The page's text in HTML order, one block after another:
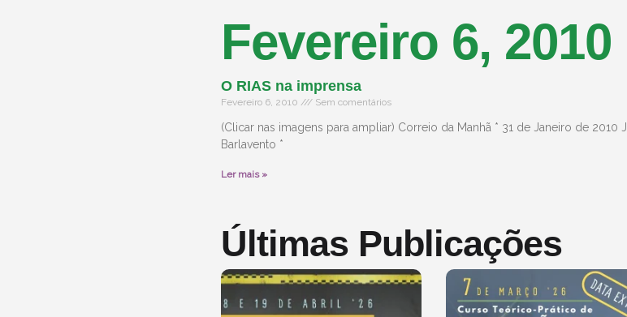
Fevereiro 6, 2010
O RIAS na imprensa
Fevereiro 6, 2010 Sem comentários
(Clicar nas imagens para ampliar) Correio da Manhã * 31 de Janeiro de
Barlavento *
Ler mais »
Últimas Publicações